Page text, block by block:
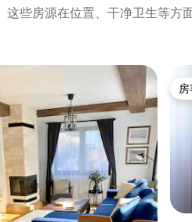
这些房源在位置、干净卫生等方
房